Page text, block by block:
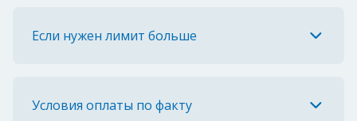
Если нужен лимит больше
Условия оплаты по факту